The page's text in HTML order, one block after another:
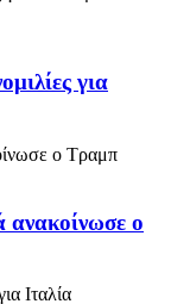
για
ανακοίνωσε ο